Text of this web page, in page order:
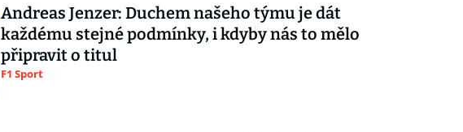
Andreas Jenzer: Duchem našeho týmu je dát
každému stejné podmínky, i kdyby nás to mělo
připravit o titul
F1 Sport